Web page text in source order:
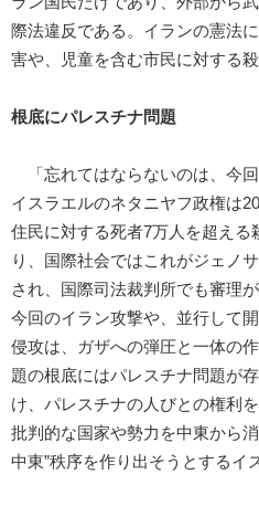
際法違反である。イランの憲法
害や、児童を含む市民に対する
根底にパレスチナ問題
「忘れてはならないのは、今
イスラエルのネタニヤフ政権は
住民に対する死者7万人を超える
り、国際社会ではこれがジェノ
され、国際司法裁判所でも審理
今回のイラン攻撃や、並行して
侵攻は、ガザへの弾圧と一体の
題の根底にはパレスチナ問題が
け、パレスチナの人びとの権利
批判的な国家や勢力を中東から
中東”秩序を作り出そうとするイ